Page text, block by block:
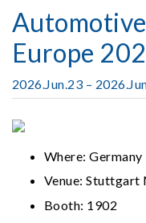
Europe
2026.Jun.23 –
Where: Germany
Venue: Stuttgart
Booth: 1902